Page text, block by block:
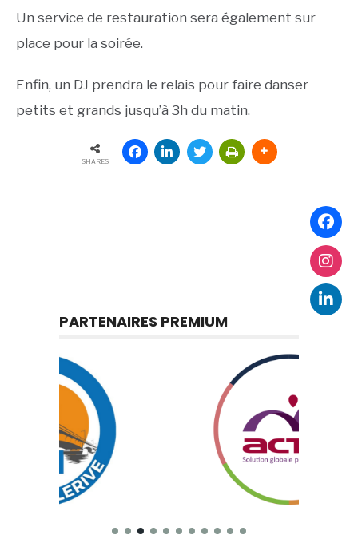
Un service de restauration sera également sur
place pour la soirée.
Enfin, un DJ prendra le relais pour faire danser
petits et grands jusqu’à 3h du matin.
SHARES
PARTENAIRES PREMIUM